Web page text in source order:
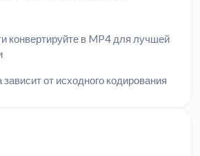
конвертируйте в MP4 для лучшей
зависит от исходного кодирования